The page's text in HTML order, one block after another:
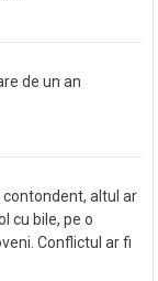
de un an
contondent, altul ar
cu bile, pe o
Conflictul ar fi